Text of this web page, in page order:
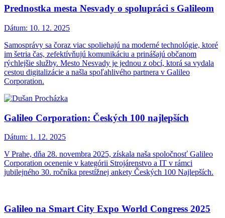
Prednostka mesta Nesvady o spolupráci s Galileom
Dátum: 10. 12. 2025
Samosprávy sa čoraz viac spoliehajú na moderné technológie, ktoré
im šetria čas, zefektívňujú komunikáciu a prinášajú občanom
rýchlejšie služby. Mesto Nesvady je jednou z obcí, ktorá sa vydala
cestou digitalizácie a našla spoľahlivého partnera v Galileo
Corporation.
Galileo Corporation: Českých 100 najlepších
Dátum: 1. 12. 2025
V Prahe, dňa 28. novembra 2025, získala naša spoločnosť Galileo
Corporation ocenenie v kategórii Strojárenstvo a IT v rámci
jubilejného 30. ročníka prestížnej ankety Českých 100 Najlepších.
Galileo na Smart City Expo World Congress 2025